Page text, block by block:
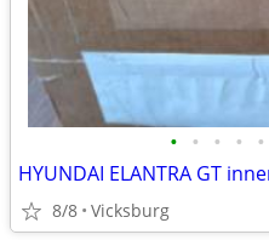
• • • • •
8/8 Vicksburg